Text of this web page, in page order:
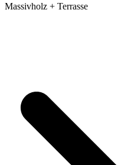
Massivholz + Terrasse